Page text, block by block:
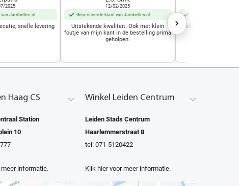
2025
Jambelles.nl
snelle levering
12/02/2025
Geverifieerde klant van Jambelles.nl
Uitstekende kwaliteit. Ook met klein
foutje van mijn kant in de bestelling prima
geholpen.
snelle leering
Haag CS
Station
10
informatie.
Winkel Leiden Centrum
Leiden Stads Centrum
Haarlemmerstraat 8
tel: 071-5120422
Klik hier voor meer informatie.